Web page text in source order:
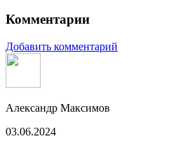
Комментарии
Добавить комментарий
Александр Максимов
03.06.2024